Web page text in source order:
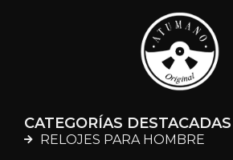
CATEGORÍAS DESTACADAS
RELOJES PARA HOMBRE